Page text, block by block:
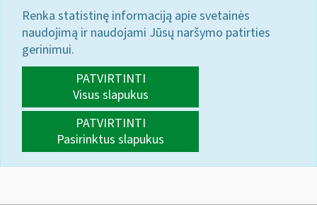
Renka statistinę informaciją apie svetainės
naudojimą ir naudojami Jūsų naršymo patirties
gerinimui.
PATVIRTINTI
Visus slapukus
PATVIRTINTI
Pasirinktus slapukus